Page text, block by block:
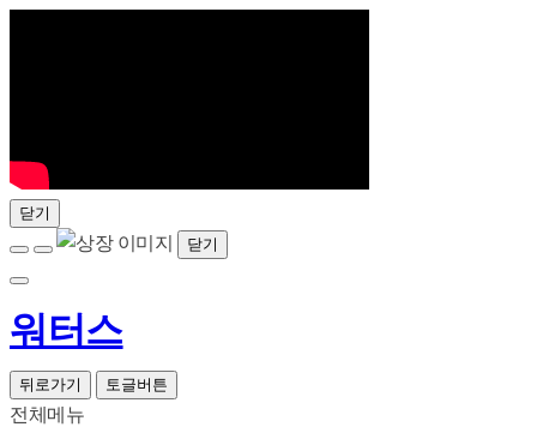
닫기
닫기
워터스
뒤로가기 토글버튼
전체메뉴